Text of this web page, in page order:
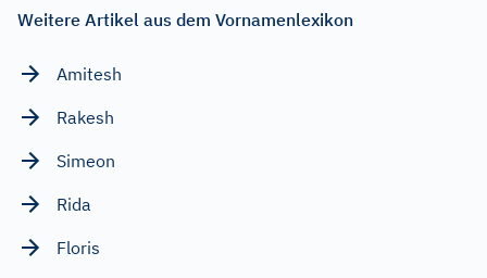
Weitere Artikel aus dem Vornamenlexikon
Amitesh
Rakesh
Simeon
Rida
Floris